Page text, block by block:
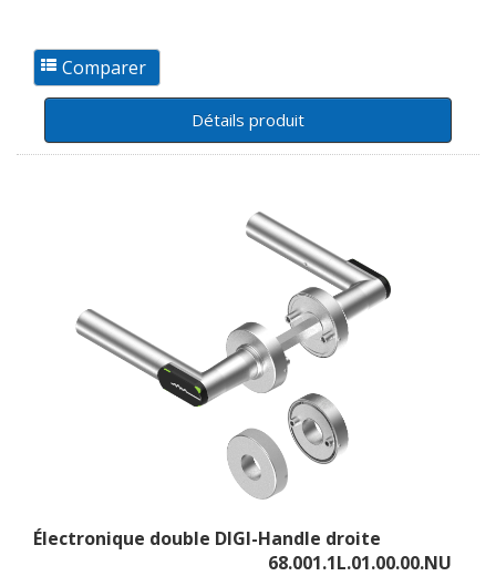
Détails produit
Électronique double DIGI-Handle droite
68.001.1L.01.00.00.NU